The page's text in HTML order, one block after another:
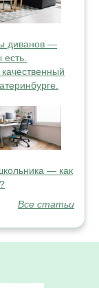
диванов —
— как
Все статьи